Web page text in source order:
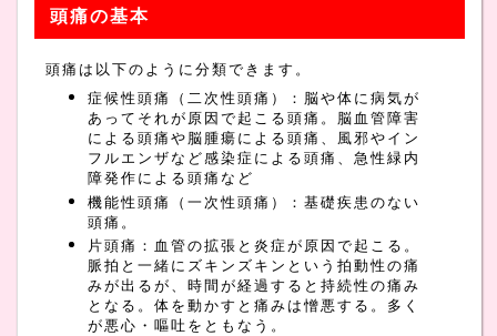
頭痛の基本
頭痛は以下のように分類できます。
症候性頭痛（二次性頭痛）：脳や体に病気が
あってそれが原因で起こる頭痛。脳血管障害
による頭痛や脳腫瘍による頭痛、風邪やイン
フルエンザなど感染症による頭痛、急性緑内
障発作による頭痛など
機能性頭痛（一次性頭痛）：基礎疾患のない
頭痛。
片頭痛：血管の拡張と炎症が原因で起こる。
脈拍と一緒にズキンズキンという拍動性の痛
みが出るが、時間が経過すると持続性の痛み
となる。体を動かすと痛みは憎悪する。多く
が悪心・嘔吐をともなう。